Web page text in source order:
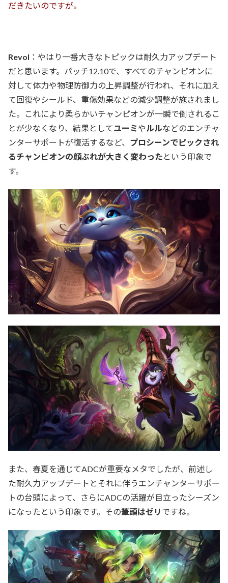
だきたいのですが。
Revol ：やはり一番大きなトピックは耐久力アップデート
だと思います。パッチ12.10で、すべてのチャンピオンに
対して体力や物理防御力の上昇調整が行われ、それに加え
て回復やシールド、重傷効果などの減少調整が施されまし
た。これにより柔らかいチャンピオンが一瞬で倒されるこ
とが少なくなり、結果としてユーミやルルなどのエンチャ
ンターサポートが復活するなど、 プロシーンでピックされ
るチャンピオンの顔ぶれが大きく変わった という印象で
す。
また、春夏を通じてADCが重要なメタでしたが、前述し
た耐久力アップデートとそれに伴うエンチャンターサポー
トの台頭によって、さらにADCの活躍が目立ったシーズン
になったという印象です。その筆頭はゼリ ですね。